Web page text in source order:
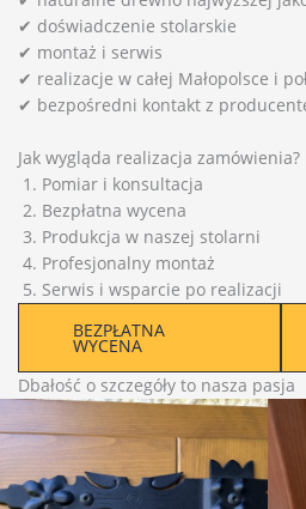
✔ doświadczenie stolarskie
✔ montaż i serwis
✔ realizacje w całej Małopolsce i
✔ bezpośredni kontakt z
Jak wygląda realizacja zamówienia?
Pomiar i konsultacja
Bezpłatna wycena
Produkcja w naszej stolarni
Profesjonalny montaż
Serwis i wsparcie po realizacji
BEZPŁATNA
WYCENA
Dbałość o szczegóły to nasza pasja